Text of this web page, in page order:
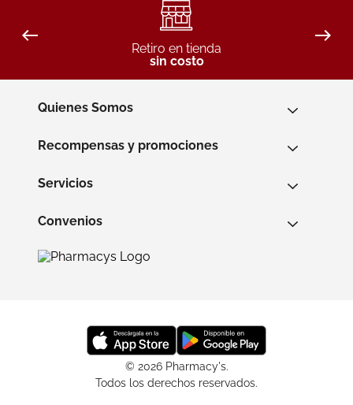
Retiro en tienda
sin costo
Quienes Somos
Recompensas y promociones
Servicios
Convenios
© 2026 Pharmacy's.
Todos los derechos reservados.